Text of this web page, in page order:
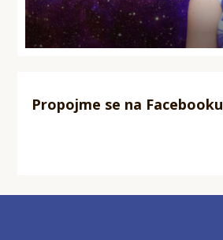
Propojme se na Facebooku